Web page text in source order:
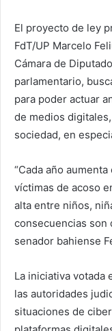
El proyecto de ley
FdT/UP Marcelo
Cámara de
parlamentario,
para poder actuar
de medios
sociedad, en
“Cada año
víctimas de acoso
alta entre niños,
consecuencias son
senador bahiense
La iniciativa votada
las autoridades
situaciones de